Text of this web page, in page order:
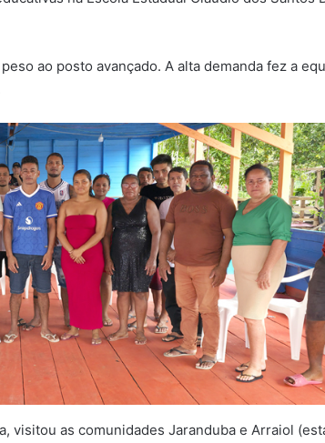
ao posto avançado. A alta demanda fez a
visitou as comunidades Jaranduba e Arraiol